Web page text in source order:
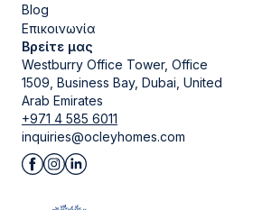
Blog
Επικοινωνία
Βρείτε μας
Westburry Office Tower, Office
1509, Business Bay, Dubai, United
Arab Emirates
+971 4 585 6011
inquiries@ocleyhomes.com